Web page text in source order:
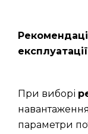
експлуатації
При виборі
параметри